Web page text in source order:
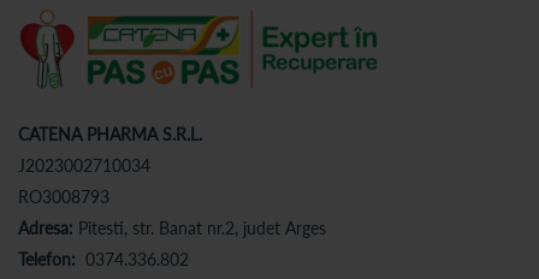
CATENA PHARMA S.R.L.
J2023002710034
RO3008793
Adresa: Pitesti, str. Banat nr.2, judet Arges
Telefon: 0374.336.802